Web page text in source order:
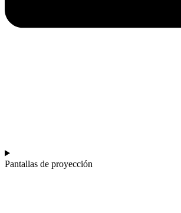
Pantallas de proyección